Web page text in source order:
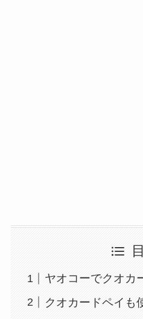
ヤオコーでクオカ
クオカードペイも